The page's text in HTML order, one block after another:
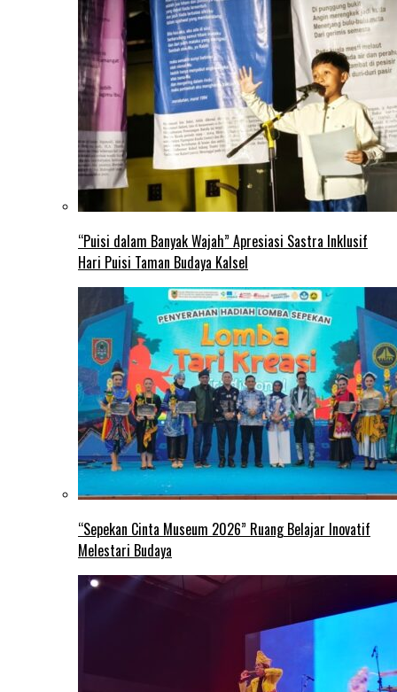
“Puisi dalam Banyak Wajah” Apresiasi Sastra Inklusif
Hari Puisi Taman Budaya Kalsel
“Sepekan Cinta Museum 2026” Ruang Belajar Inovatif
Melestari Budaya